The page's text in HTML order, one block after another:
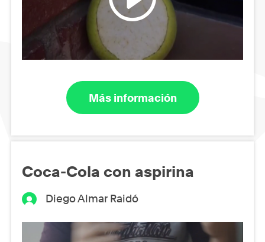
Más información
Coca-Cola con aspirina
Diego Almar Raidó